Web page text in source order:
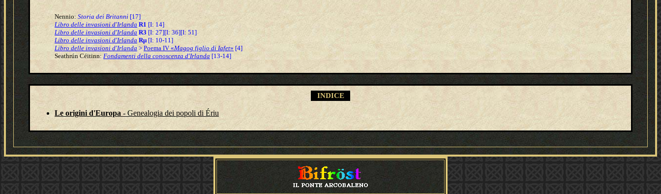
Nennio: Storia dei Britanni [17]
Libro delle invasioni d'Irlanda R1 [I: 14]
Libro delle invasioni d'Irlanda R3 [I: 27][I: 36][I: 51]
Libro delle invasioni d'Irlanda Rμ[I: 10-11]
Libro delle invasioni d'Irlanda >Poema IV «Magog figlio di Iafet» [4]
Seathrún Céitinn:Fondamenti della conoscenza d'Irlanda [13-14]
INDICE
Le origini d'Europa - Genealogia dei popoli di Ériu